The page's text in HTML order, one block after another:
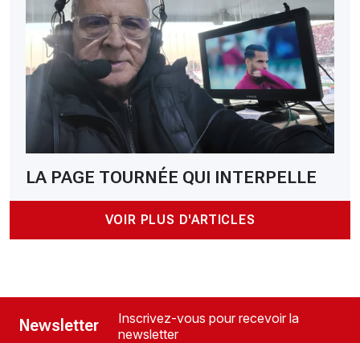
LA PAGE TOURNÉE QUI INTERPELLE
VOIR PLUS D'ARTICLES
Newsletter
Inscrivez-vous pour recevoir la
newsletter